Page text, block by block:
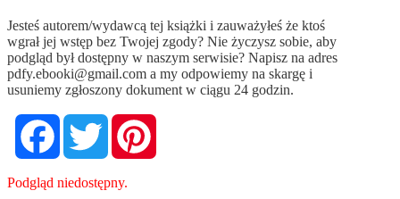
Jesteś autorem/wydawcą tej książki i zauważyłeś że ktoś
wgrał jej wstęp bez Twojej zgody? Nie życzysz sobie, aby
podgląd był dostępny w naszym serwisie? Napisz na adres
pdfy.ebooki@gmail.com a my odpowiemy na skargę i
usuniemy zgłoszony dokument w ciągu 24 godzin.
FacebookTwitter
Podgląd niedostępny.